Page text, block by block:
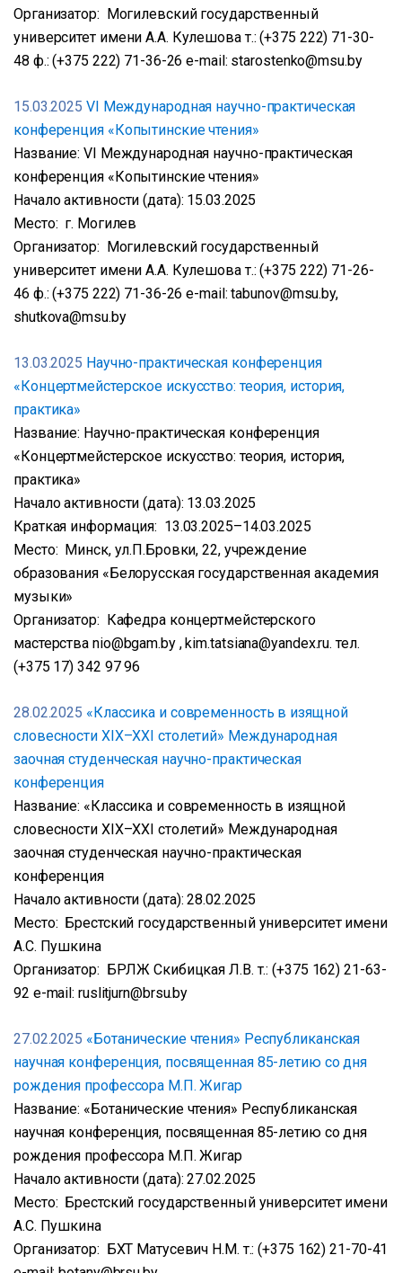
Организатор: Могилевский государственный
университет имени А.А. Кулешова т.: (+375 222) 71-30-
48 ф.: (+375 222) 71-36-26 e-mail: starostenko@msu.by
15.03.2025 VI Международная научно-практическая
конференция «Копытинские чтения»
Название: VI Международная научно-практическая
конференция «Копытинские чтения»
Начало активности (дата): 15.03.2025
Место: г. Могилев
Организатор: Могилевский государственный
университет имени А.А. Кулешова т.: (+375 222) 71-26-
46 ф.: (+375 222) 71-36-26 e-mail: tabunov@msu.by,
shutkova@msu.by
13.03.2025 Научно-практическая конференция
«Концертмейстерское искусство: теория, история,
практика»
Название: Научно-практическая конференция
«Концертмейстерское искусство: теория, история,
практика»
Начало активности (дата): 13.03.2025
Краткая информация: 13.03.2025–14.03.2025
Место: Минск, ул.П.Бровки, 22, учреждение
образования «Белорусская государственная академия
музыки»
Организатор: Кафедра концертмейстерского
мастерства nio@bgam.by , kim.tatsiana@yandex.ru. тел.
(+375 17) 342 97 96
28.02.2025 «Классика и современность в изящной
словесности XIX–XXI столетий» Международная
заочная студенческая научно-практическая
конференция
Название: «Классика и современность в изящной
словесности XIX–XXI столетий» Международная
заочная студенческая научно-практическая
конференция
Начало активности (дата): 28.02.2025
Место: Брестский государственный университет имени
А.С. Пушкина
Организатор: БРЛЖ Скибицкая Л.В. т.: (+375 162) 21-63-
92 e-mail: ruslitjurn@brsu.by
27.02.2025 «Ботанические чтения» Республиканская
научная конференция, посвященная 85-летию со дня
рождения профессора М.П. Жигар
Название: «Ботанические чтения» Республиканская
научная конференция, посвященная 85-летию со дня
рождения профессора М.П. Жигар
Начало активности (дата): 27.02.2025
Место: Брестский государственный университет имени
А.С. Пушкина
Организатор: БХТ Матусевич Н.М. т.: (+375 162) 21-70-41